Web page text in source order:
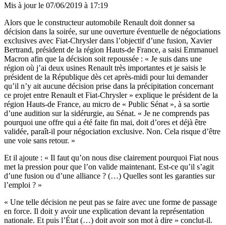
Mis à jour le 07/06/2019 à 17:19
Alors que le constructeur automobile Renault doit donner sa
décision dans la soirée, sur une ouverture éventuelle de négociations
exclusives avec Fiat-Chrysler dans l’objectif d’une fusion, Xavier
Bertrand, président de la région Hauts-de France, a saisi Emmanuel
Macron afin que la décision soit repoussée : « Je suis dans une
région où j’ai deux usines Renault très importantes et je saisis le
président de la République dès cet après-midi pour lui demander
qu’il n’y ait aucune décision prise dans la précipitation concernant
ce projet entre Renault et Fiat-Chrysler » explique le président de la
région Hauts-de France, au micro de « Public Sénat », à sa sortie
d’une audition sur la sidérurgie, au Sénat. « Je ne comprends pas
pourquoi une offre qui a été faite fin mai, doit d’ores et déjà être
validée, paraît-il pour négociation exclusive. Non. Cela risque d’être
une voie sans retour. »
Et il ajoute : « Il faut qu’on nous dise clairement pourquoi Fiat nous
met la pression pour que l’on valide maintenant. Est-ce qu’il s’agit
d’une fusion ou d’une alliance ? (…) Quelles sont les garanties sur
l’emploi ? »
« Une telle décision ne peut pas se faire avec une forme de passage
en force. Il doit y avoir une explication devant la représentation
nationale. Et puis l’État (…) doit avoir son mot à dire » conclut-il.